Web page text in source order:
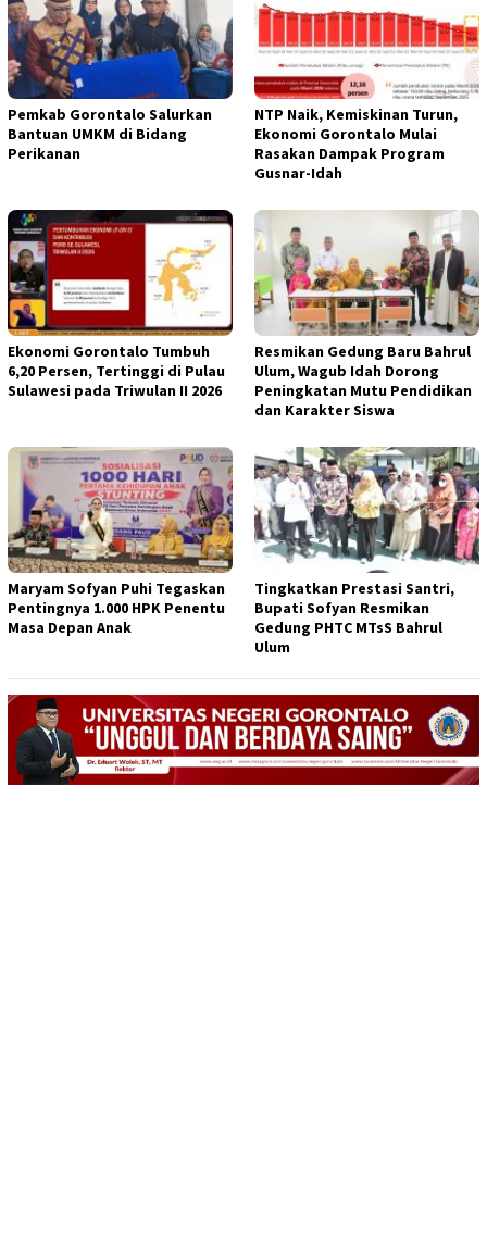
Pemkab Gorontalo Salurkan
Bantuan UMKM di Bidang
Perikanan
NTP Naik, Kemiskinan Turun,
Ekonomi Gorontalo Mulai
Rasakan Dampak Program
Gusnar-Idah
Ekonomi Gorontalo Tumbuh
6,20 Persen, Tertinggi di Pulau
Sulawesi pada Triwulan II 2026
Resmikan Gedung Baru Bahrul
Ulum, Wagub Idah Dorong
Peningkatan Mutu Pendidikan
dan Karakter Siswa
Maryam Sofyan Puhi Tegaskan
Pentingnya 1.000 HPK Penentu
Masa Depan Anak
Tingkatkan Prestasi Santri,
Bupati Sofyan Resmikan
Gedung PHTC MTsS Bahrul
Ulum